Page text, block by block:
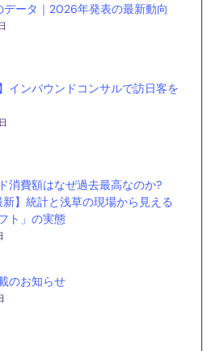
データ｜2026年発表の最新動向
インバウンドコンサルで訪日客を
消費額はなぜ過去最高なのか?
新】統計と浅草の現場から見える
ト」の実態
のお知らせ